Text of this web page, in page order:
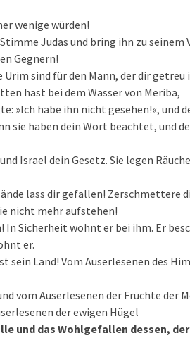
wenige würden!
Judas und bring ihn zu seinem
Gegnern!
sind für den Mann, der dir getreu
hast bei dem Wasser von Meriba,
»Ich habe ihn nicht gesehen!«, und
sie haben dein Wort beachtet, und
Israel dein Gesetz. Sie legen
lass dir gefallen! Zerschmettere
nicht mehr aufstehen!
In Sicherheit wohnt er bei ihm. Er
er.
sein Land! Vom Auserlesenen des
vom Auserlesenen der Früchte der
der ewigen Hügel
und das Wohlgefallen dessen,